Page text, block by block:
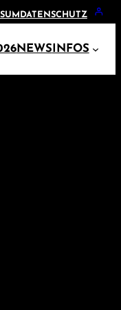
DATENSCHUTZ
NEWS INFOS